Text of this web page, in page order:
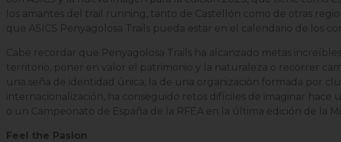
los amantes del trail running, tanto de Castellón como de otras
que ASICS Penyagolosa Trails pueda estar en el calendario de los
Cabe recordar que Penyagolosa Trails ha alcanzado metas
territorio, poner en valor el patrimonio y la naturaleza o recorrer
una seña de identidad única, la de una organización formada por
internacionalización, ha conseguido retos difíciles de imaginar
o un Campeonato de España de la RFEA en la última edición de la
Feel the Pasion